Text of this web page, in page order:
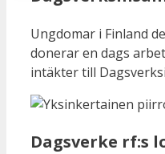
Ungdomar i Finland
donerar en dags
intäkter till
Dagsverke rf:s